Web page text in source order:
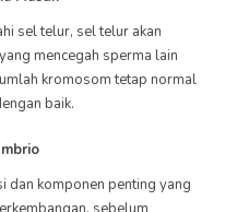
kemampuan untuk hamil.
memengaruhi kesuburan,
dengan sendirinya.
tumbuh dari sel embrio.
yang berasal dari jaringan